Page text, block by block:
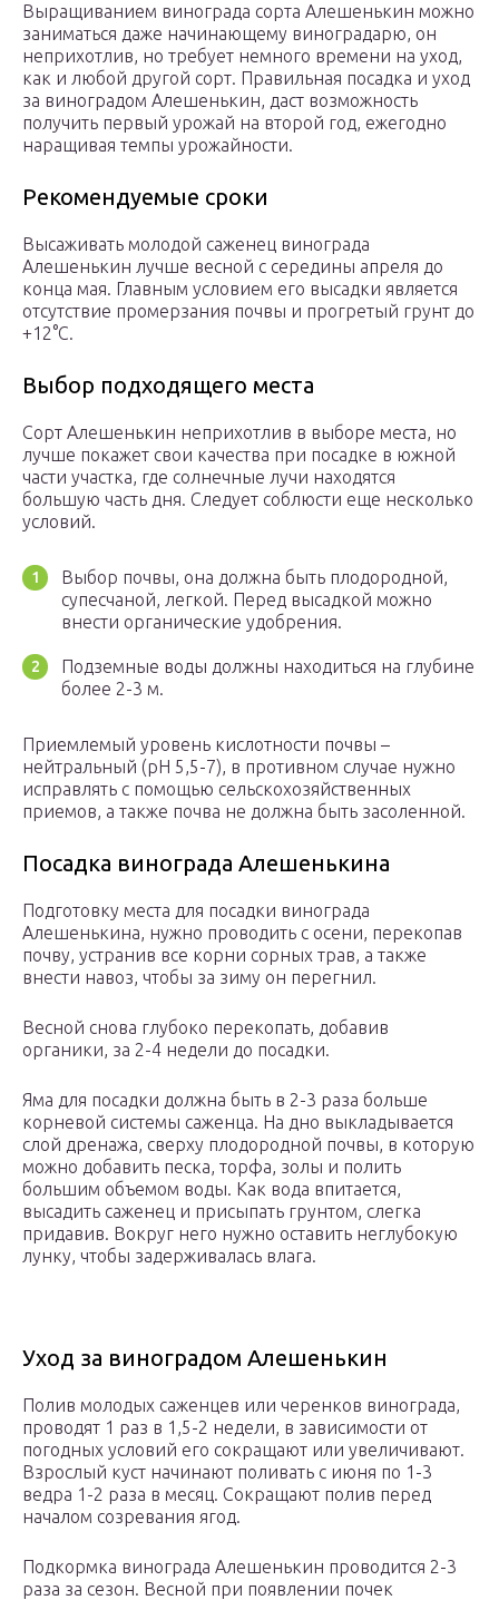
Выращиванием винограда сорта Алешенькин можно
заниматься даже начинающему виноградарю, он
неприхотлив, но требует немного времени на уход,
как и любой другой сорт. Правильная посадка и уход
за виноградом Алешенькин, даст возможность
получить первый урожай на второй год, ежегодно
наращивая темпы урожайности.
Рекомендуемые сроки
Высаживать молодой саженец винограда
Алешенькин лучше весной с середины апреля до
конца мая. Главным условием его высадки является
отсутствие промерзания почвы и прогретый грунт до
+12°C.
Выбор подходящего места
Сорт Алешенькин неприхотлив в выборе места, но
лучше покажет свои качества при посадке в южной
части участка, где солнечные лучи находятся
большую часть дня. Следует соблюсти еще несколько
условий.
Выбор почвы, она должна быть плодородной,
супесчаной, легкой. Перед высадкой можно
внести органические удобрения.
Подземные воды должны находиться на глубине
более 2-3 м.
Приемлемый уровень кислотности почвы –
нейтральный (pH 5,5-7), в противном случае нужно
исправлять с помощью сельскохозяйственных
приемов, а также почва не должна быть засоленной.
Посадка винограда Алешенькина
Подготовку места для посадки винограда
Алешенькина, нужно проводить с осени, перекопав
почву, устранив все корни сорных трав, а также
внести навоз, чтобы за зиму он перегнил.
Весной снова глубоко перекопать, добавив
органики, за 2-4 недели до посадки.
Яма для посадки должна быть в 2-3 раза больше
корневой системы саженца. На дно выкладывается
слой дренажа, сверху плодородной почвы, в которую
можно добавить песка, торфа, золы и полить
большим объемом воды. Как вода впитается,
высадить саженец и присыпать грунтом, слегка
придавив. Вокруг него нужно оставить неглубокую
лунку, чтобы задерживалась влага.
Уход за виноградом Алешенькин
Полив молодых саженцев или черенков винограда,
проводят 1 раз в 1,5-2 недели, в зависимости от
погодных условий его сокращают или увеличивают.
Взрослый куст начинают поливать с июня по 1-3
ведра 1-2 раза в месяц. Сокращают полив перед
началом созревания ягод.
Подкормка винограда Алешенькин проводится 2-3
раза за сезон. Весной при появлении почек